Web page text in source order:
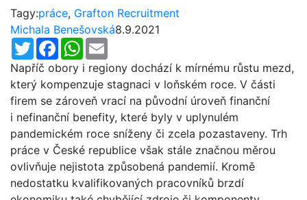
Tagy:práce, Grafton Recruitment
Michala Benešovská8.9.2021
TwitterFacebookWhatsApp
Napříč obory i regiony dochází k mírnému růstu mezd,
který kompenzuje stagnaci v loňském roce. V části
firem se zároveň vrací na původní úroveň finanční
i nefinanční benefity, které byly v uplynulém
pandemickém roce sníženy či zcela pozastaveny. Trh
práce v České republice však stále značnou měrou
ovlivňuje nejistota způsobená pandemií. Kromě
nedostatku kvalifikovaných pracovníků brzdí